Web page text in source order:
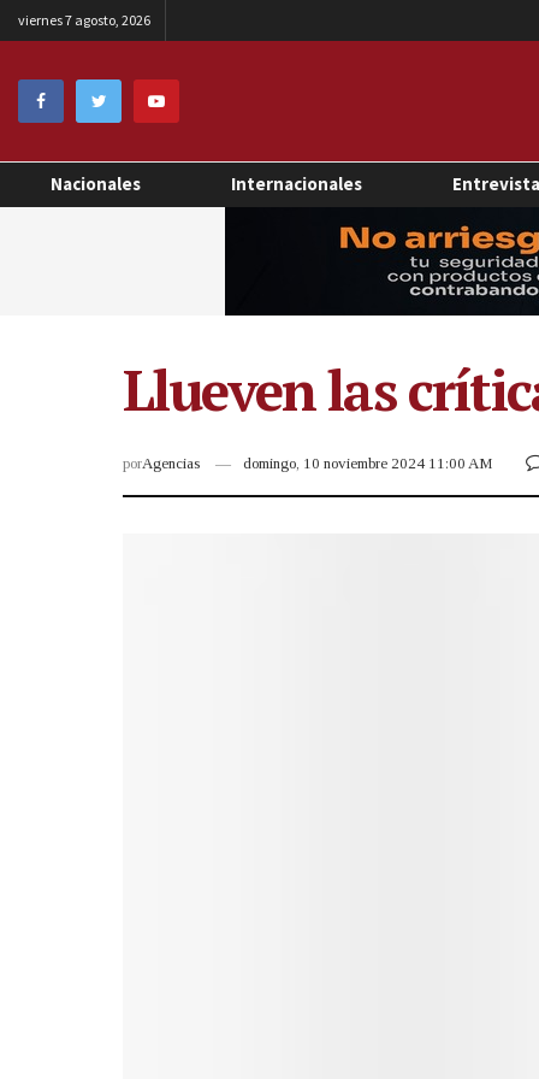
viernes 7 agosto, 2026
Nacionales Internacionales
Llueven las
porAgencias domingo, 10 noviembre 2024 11:00 AM